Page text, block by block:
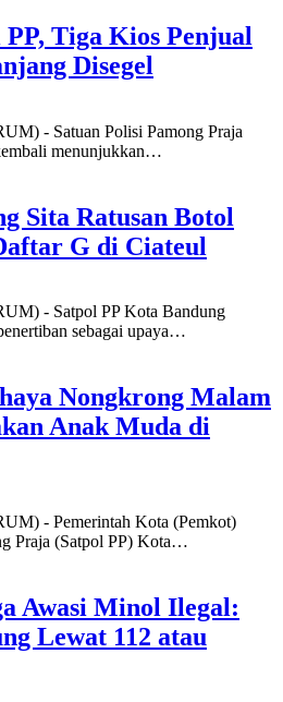
Tiga Kios Penjual
Disegel
- Satuan Polisi Pamong Praja
menunjukkan…
Sita Ratusan Botol
G di Ciateul
- Satpol PP Kota Bandung
sebagai upaya…
Nongkrong Malam
Anak Muda di
- Pemerintah Kota (Pemkot)
Praja (Satpol PP) Kota…
Awasi Minol Ilegal:
Lewat 112 atau